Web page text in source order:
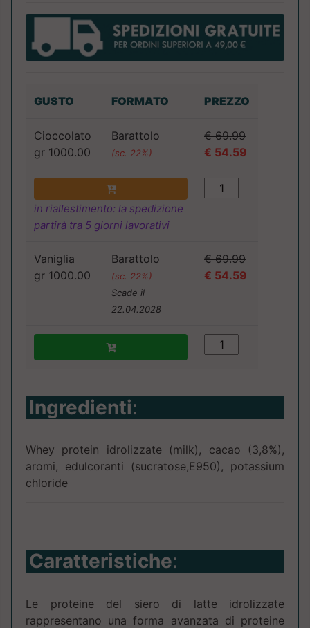
GUSTO FORMATO PREZZO
Cioccolato
gr 1000.00
Barattolo
(sc. 22%)
€ 69.99
€ 54.59
in riallestimento: la spedizione
partirà tra 5 giorni lavorativi
Vaniglia
gr 1000.00
Barattolo
(sc. 22%)
Scade il
22.04.2028
€ 69.99
€ 54.59
Ingredienti:
Whey protein idrolizzate (milk), cacao (3,8%),
aromi, edulcoranti (sucratose,E950), potassium
chloride
Caratteristiche:
Le proteine del siero di latte idrolizzate
rappresentano una forma avanzata di proteine